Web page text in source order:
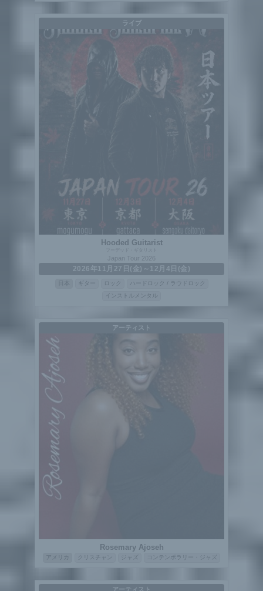
ライブ
Hooded Guitarist
フーデッド・ギタリスト
Japan Tour 2026
2026年11月27日(金)～12月4日(金)
ギター ロック
ハードロック / ラウドロック
インストルメンタル
アーティスト
Rosemary Ajoseh
アメリカ クリスチャン ジャズ コンテンポラリー・ジャズ
アーティスト